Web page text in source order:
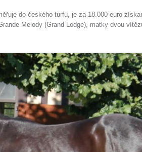
do českého turfu, je za 18.000 euro
Melody (Grand Lodge), matky dvou